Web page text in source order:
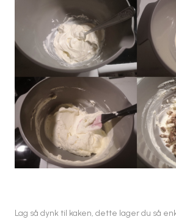
Lag så dynk til kaken, dette lager du så